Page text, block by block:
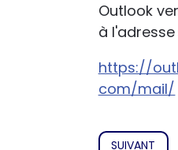
Outlook
à l'adresse
https://
com/mail/
SUIVANT